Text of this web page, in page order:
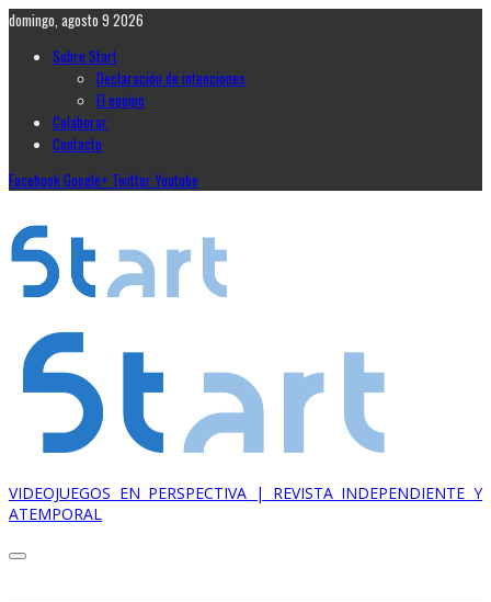
domingo, agosto 9 2026
Sobre Start
Declaración de intenciones
El equipo
Colaborar
Contacto
FacebookGoogle+ TwitterYoutube
VIDEOJUEGOS EN PERSPECTIVA | REVISTA INDEPENDIENTE Y
ATEMPORAL